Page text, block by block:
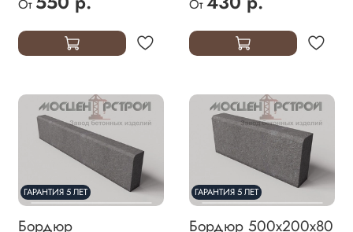
От
От
ГАРАНТИЯ 5 ЛЕТ
Бордюр
ГАРАНТИЯ 5 ЛЕТ
Бордюр 500х200х80